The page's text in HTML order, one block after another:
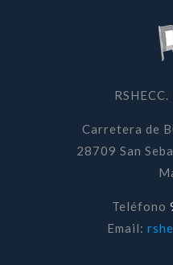
Carretera de
28709 San
Teléfono
Email: